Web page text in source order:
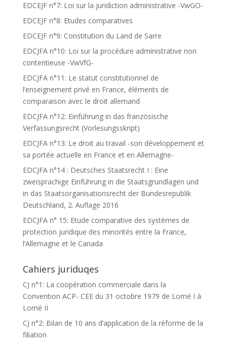
EDCEJF n°7: Loi sur la juridiction administrative -VwGO-
EDCEJF n°8: Etudes comparatives
EDCEJF n°9: Constitution du Land de Sarre
EDCJFA n°10: Loi sur la procédure administrative non
contentieuse -VwVfG-
EDCJFA n°11: Le statut constitutionnel de
l’enseignement privé en France, éléments de
comparaison avec le droit allemand
EDCJFA n°12: Einführung in das französische
Verfassungsrecht (Vorlesungsskript)
EDCJFA n°13: Le droit au travail -son développement et
sa portée actuelle en France et en Allemagne-
EDCJFA n°14 : Deutsches Staatsrecht I : Eine
zweisprachige Einführung in die Staatsgrundlagen und
in das Staatsorganisationsrecht der Bundesrepublik
Deutschland, 2. Auflage 2016
EDCJFA n° 15: Etude comparative des systèmes de
protection juridique des minorités entre la France,
l’Allemagne et le Canada
Cahiers juriduqes
CJ n°1: La coopération commerciale dans la
Convention ACP- CEE du 31 octobre 1979 de Lomé I à
Lomé II
CJ n°2: Bilan de 10 ans d’application de la réforme de la
filiation